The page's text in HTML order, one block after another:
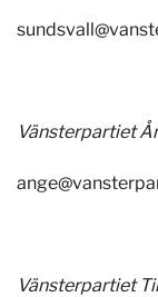
Vänsterpartiet
Vänsterpartiet